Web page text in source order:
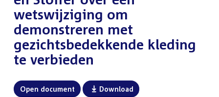
wetswijziging om
demonstreren met
gezichtsbedekkende kleding
te verbieden
Open document Download